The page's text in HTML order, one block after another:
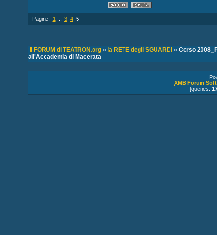
Pagine: 1 3 4 5
il FORUM di TEATRON.org» la RETE degli SGUARDI » Corso
all'Accademia di Macerata
XMB Forum
[queries: 17